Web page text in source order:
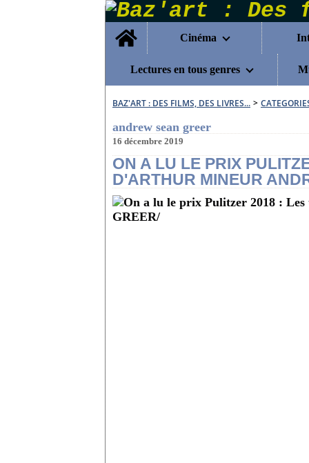
Home
Cinéma
Lectures en tous genres
BAZ'ART : DES FILMS, DES LIVRES... >
andrew sean greer
16 décembre 2019
ON A LU LE PRIX
D'ARTHUR MINEUR